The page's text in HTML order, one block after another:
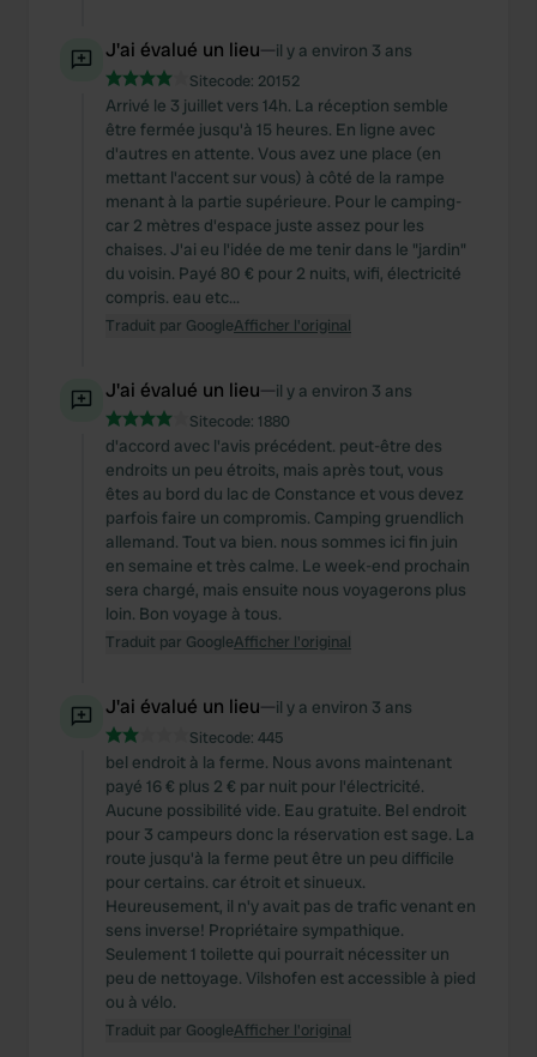
J'ai évalué un lieu—il y a environ 3 ans
Sitecode: 20152
Arrivé le 3 juillet vers 14h. La réception semble
être fermée jusqu'à 15 heures. En ligne avec
d'autres en attente. Vous avez une place (en
mettant l'accent sur vous) à côté de la rampe
menant à la partie supérieure. Pour le camping-
car 2 mètres d'espace juste assez pour les
chaises. J'ai eu l'idée de me tenir dans le "jardin"
du voisin. Payé 80 € pour 2 nuits, wifi, électricité
compris. eau etc...
Traduit par GoogleAfficher l'original
J'ai évalué un lieu—il y a environ 3 ans
Sitecode: 1880
d'accord avec l'avis précédent. peut-être des
endroits un peu étroits, mais après tout, vous
êtes au bord du lac de Constance et vous devez
parfois faire un compromis. Camping gruendlich
allemand. Tout va bien. nous sommes ici fin juin
en semaine et très calme. Le week-end prochain
sera chargé, mais ensuite nous voyagerons plus
loin. Bon voyage à tous.
Traduit par GoogleAfficher l'original
J'ai évalué un lieu—il y a environ 3 ans
Sitecode: 445
bel endroit à la ferme. Nous avons maintenant
payé 16 € plus 2 € par nuit pour l'électricité.
Aucune possibilité vide. Eau gratuite. Bel endroit
pour 3 campeurs donc la réservation est sage. La
route jusqu'à la ferme peut être un peu difficile
pour certains. car étroit et sinueux.
Heureusement, il n'y avait pas de trafic venant en
sens inverse! Propriétaire sympathique.
Seulement 1 toilette qui pourrait nécessiter un
peu de nettoyage. Vilshofen est accessible à pied
ou à vélo.
Traduit par GoogleAfficher l'original